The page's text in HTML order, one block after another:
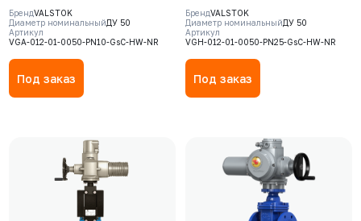
Valstok, серия VGA, DN0050, PN10,
штурвал, выдвижной шток, корпус
GJS-500-7 (GGG50), нож AISI304,
Rubber
БрендVALSTOK
Диаметр номинальныйДУ 50
Артикул
VGA-012-01-0050-PN10-GsC-HW-NR
Под заказ
Valstok, серия VGH, DN0050,
PN25, штурвал, выдвижной шток,
корпус GJS-500-7 (GGG50), нож
Natural Rubber
БрендVALSTOK
Диаметр номинальныйДУ 50
Артикул
VGH-012-01-0050-PN25-GsC-HW-NR
Под заказ